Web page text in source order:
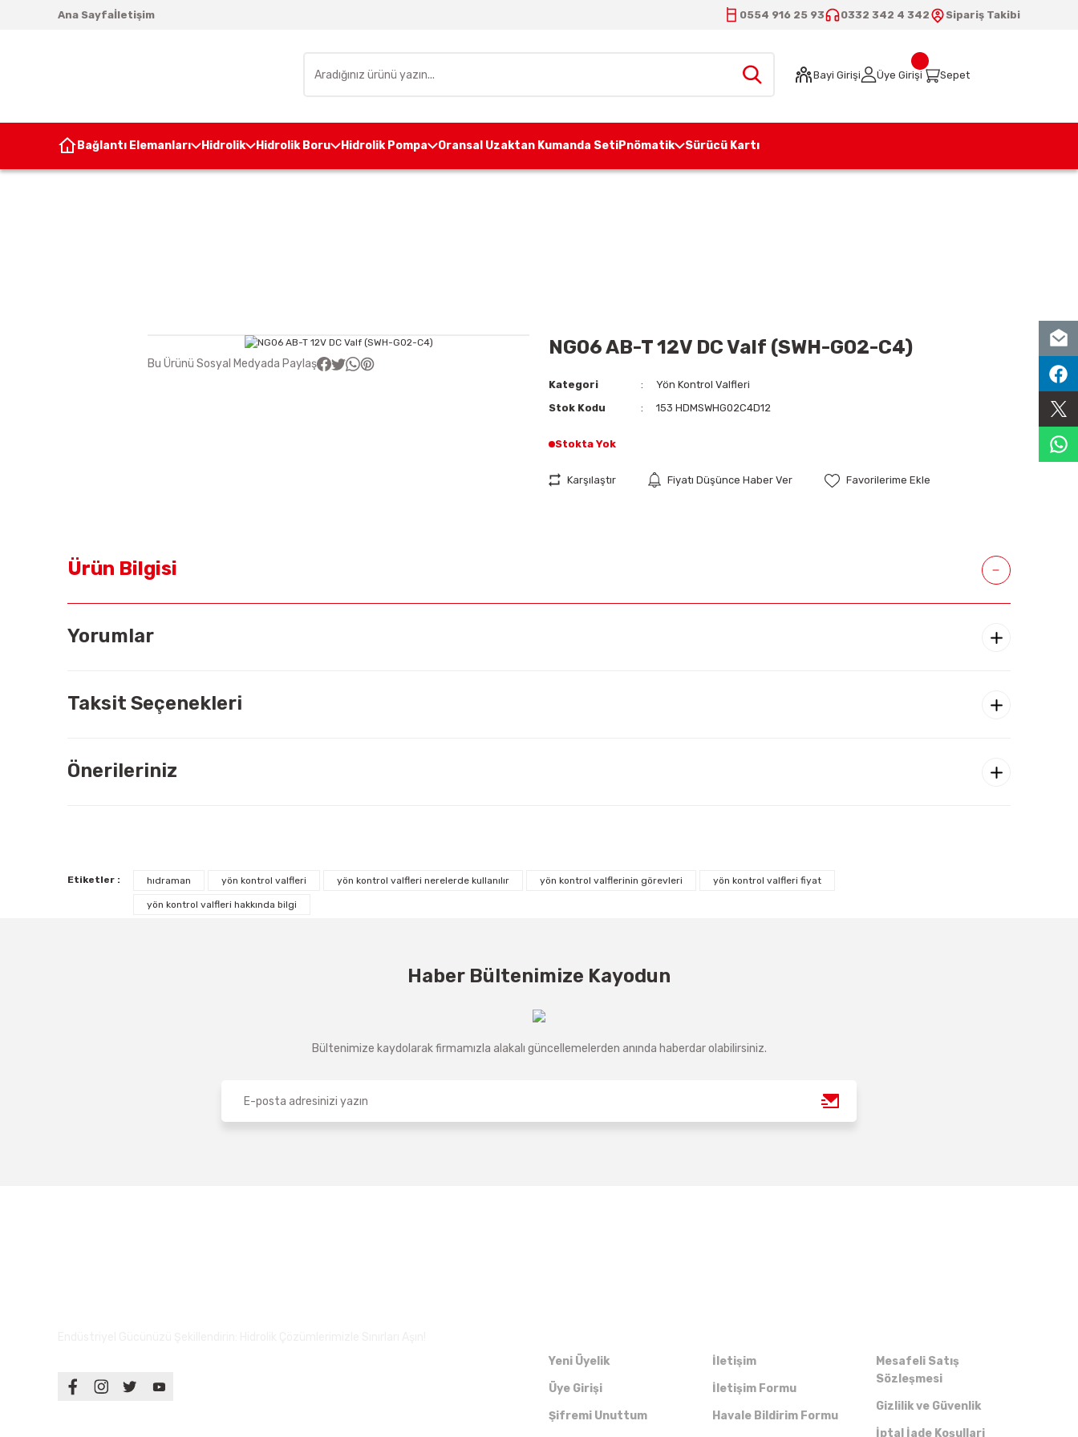
Ana Sayfaİletişim 0554 916 25 93 0332 342 4 342 Sipariş Takibi
Bayi Girişi Üye Girişi Sepet
Bağlantı Elemanları Hidrolik Hidrolik Boru Hidrolik Pompa Oransal Uzaktan Kumanda SetiPnömatik Sürücü Kartı
Bu Ürünü Sosyal Medyada Paylaş
NG06 AB-T 12V DC Valf (SWH-G02-C4)
Kategori
Yön Kontrol Valfleri
Stok Kodu
153 HDMSWHG02C4D12
Stokta Yok
Karşılaştır Fiyatı Düşünce Haber Ver
Ürün Bilgisi
Yorumlar
Taksit Seçenekleri
Önerileriniz
Etiketler : hıdraman yön kontrol valfleri yön kontrol valfleri nerelerde kullanılır yön kontrol valflerinin görevleri yön kontrol valfleri fiyat
yön kontrol valfleri hakkında bilgi
Haber Bültenimize Kayodun
Bültenimize kaydolarak firmamızla alakalı güncellemelerden anında haberdar olabilirsiniz.
Yeni Üyelik
Üye Girişi
Şifremi Unuttum
İletişim
İletişim Formu
Havale Bildirim Formu
Mesafeli Satış
Sözleşmesi
Gizlilik ve Güvenlik
İptal İade Koşullari